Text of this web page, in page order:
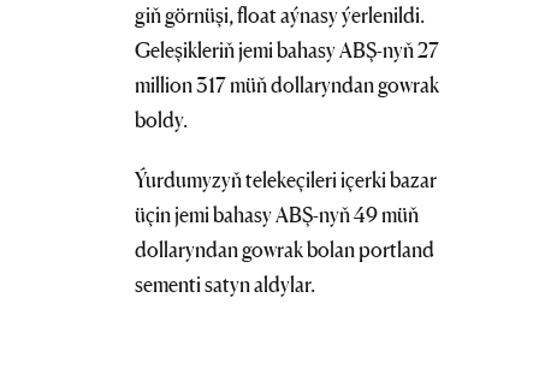
giň görnüşi, float aýnasy ýerlenildi.
Geleşikleriň jemi bahasy ABŞ-nyň 27
million 317 müň dollaryndan gowrak
boldy.
Ýurdumyzyň telekeçileri içerki bazar
üçin jemi bahasy ABŞ-nyň 49 müň
dollaryndan gowrak bolan portland
sementi satyn aldylar.